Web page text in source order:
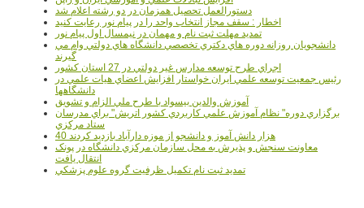
دستورالعمل تحصیل همزمان در دو رشته اعلام شد
اخطار : سقف مجاز انتخاب واحد را در پیام نور رعایت کنید
تمدید مهلت ثبت نام و مهمان در نیمسال اول پیام نور
دانشجويان روزانه دوره هاي دكتري تخصصي دانشگاه هاي دولتي وام مي
گيرند
اجراي طرح توسعه مدارس غير دولتي در 27 استان کشور
رئيس جمعيت توسعه علمي ايران خواستار افزايش اعضاي هيات علمي در
دانشگاهها
آموزش والدين بيسواد با طرح ملي الزام و تشويق
برگزاري دوره" نظام آموزش علمي كاربردي كشور اتريش" براي مدرسان
ستاد مرکزي
40 هزار دانش آموز و دانشجو از موزه دارآباد بازديد کردند
معاونت سنجش و پذيرش به محل سازمان مرکزي دانشگاه در پونک
انتقال يافت
تمديد ثبت نام تکميل ظرفيت گروه علوم پزشکي